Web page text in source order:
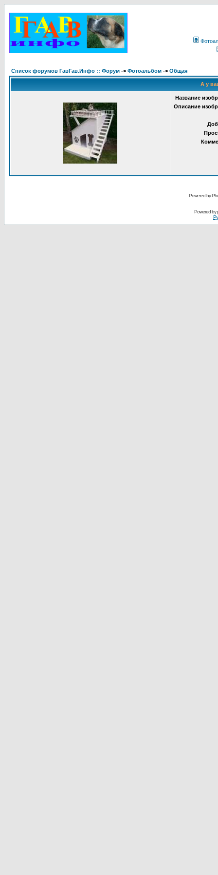
Список форумов ГавГав.Инфо :: Форум -> Фотоальбом -> Общая
А у
Название
Описание
Powered by
Powered by